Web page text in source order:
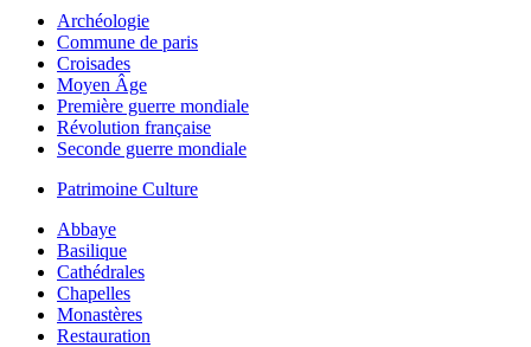
Archéologie
Commune de paris
Croisades
Moyen Âge
Première guerre mondiale
Révolution française
Seconde guerre mondiale
Patrimoine Culture
Abbaye
Basilique
Cathédrales
Chapelles
Monastères
Restauration